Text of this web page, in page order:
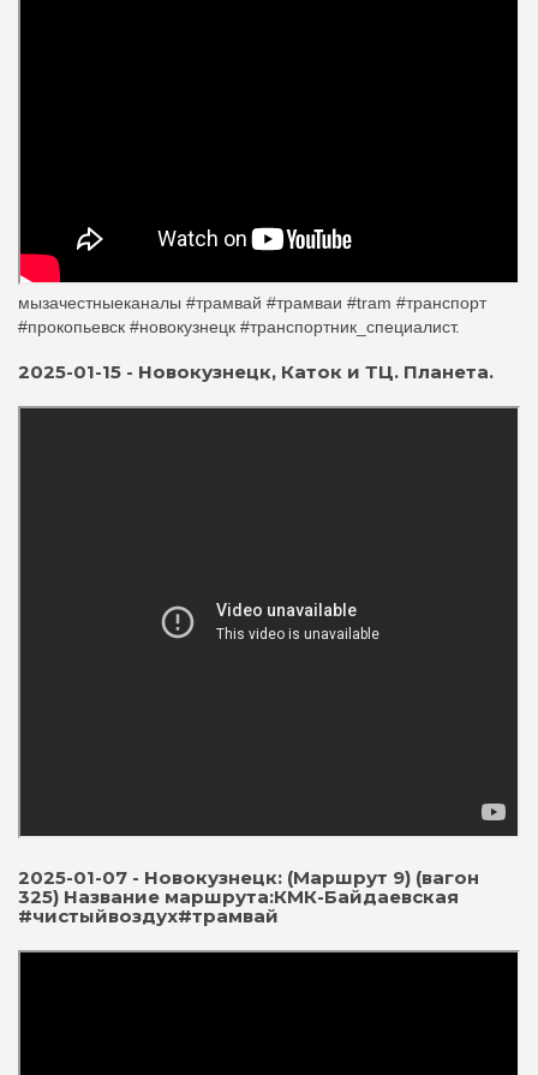
мызачестныеканалы #трамвай #трамваи #tram #транспорт
#прокопьевск #новокузнецк #транспортник_специалист.
2025-01-15 - Новокузнецк, Каток и ТЦ. Планета.
2025-01-07 - Новокузнецк: (Маршрут 9) (вагон
325) Название маршрута:КМК-Байдаевская
#чистыйвоздух#трамвай